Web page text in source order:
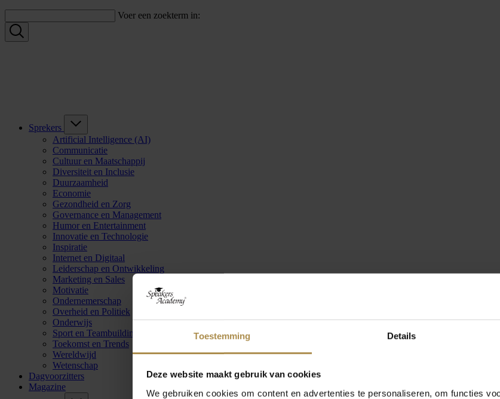
Toestemming Details
Deze website maakt gebruik van cookies
We gebruiken cookies om content en advertenties te personaliseren, om functies
Voer een zoekterm in:
Sprekers
Artificial Intelligence (AI)
Communicatie
Cultuur en Maatschappij
Diversiteit en Inclusie
Duurzaamheid
Economie
Gezondheid en Zorg
Governance en Management
Humor en Entertainment
Innovatie en Technologie
Inspiratie
Internet en Digitaal
Leiderschap en Ontwikkeling
Marketing en Sales
Motivatie
Ondernemerschap
Overheid en Politiek
Onderwijs
Sport en Teambuilding
Toekomst en Trends
Wereldwijd
Wetenschap
Dagvoorzitters
Magazine